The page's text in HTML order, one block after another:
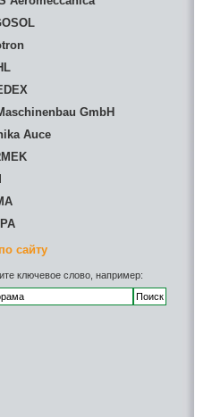
GmbH
Auce
сайту
ключевое слово, например: